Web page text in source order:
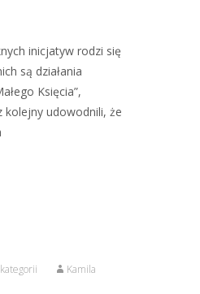
inicjatyw rodzi się
są działania
Księcia”,
kolejny udowodnili, że
Kamila